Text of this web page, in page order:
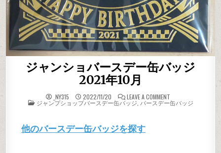
ジャンショバースデー缶バッジ
2021年10月
_NY315 2022/11/20 LEAVE A COMMENT
POSTED IN
ジャンプショップバースデー缶バッジ バースデー缶バッジ
他のバースデー缶バッジを探す